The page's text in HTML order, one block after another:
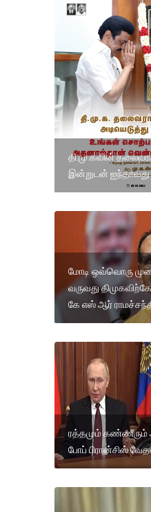
தி.மு.கவின்
இன்றுடன்
மோடி ஒவ்வொரு
வருவது
கே எஸ் ஆர்
ரத்தமும் கண்ணீரும்
போப் பிரான்சிஸ்